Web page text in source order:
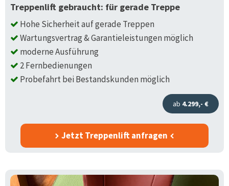
Treppenlift gebraucht: für gerade Treppe
Hohe Sicherheit auf gerade Treppen
Wartungsvertrag & Garantieleistungen möglich
moderne Ausführung
2 Fernbedienungen
Probefahrt bei Bestandskunden möglich
ab 4.299,- €
Jetzt Treppenlift anfragen